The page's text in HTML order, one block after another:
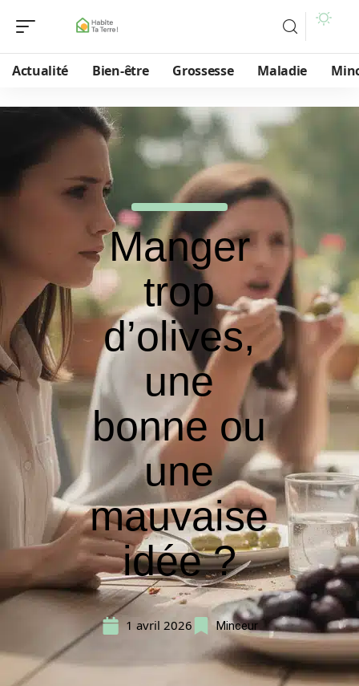
Actualité Bien-être Grossesse Maladie
Manger
trop
d’olives,
une
bonne ou
une
mauvaise
idée ?
1 avril 2026 Minceur